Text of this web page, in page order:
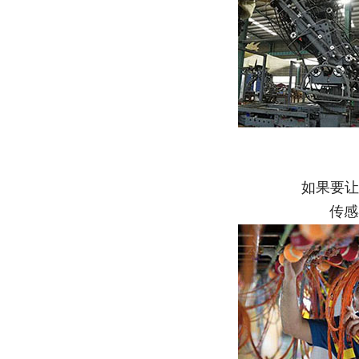
如果要
传